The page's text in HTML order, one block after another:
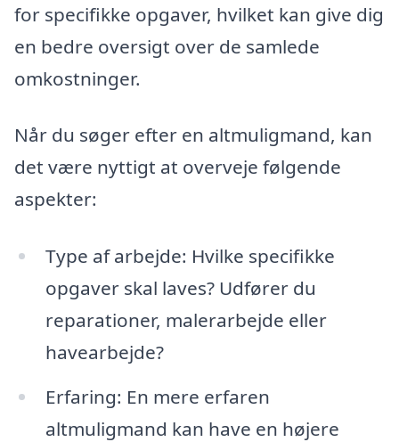
for specifikke opgaver, hvilket kan give dig
en bedre oversigt over de samlede
omkostninger.
Når du søger efter en altmuligmand, kan
det være nyttigt at overveje følgende
aspekter:
Type af arbejde: Hvilke specifikke
opgaver skal laves? Udfører du
reparationer, malerarbejde eller
havearbejde?
Erfaring: En mere erfaren
altmuligmand kan have en højere